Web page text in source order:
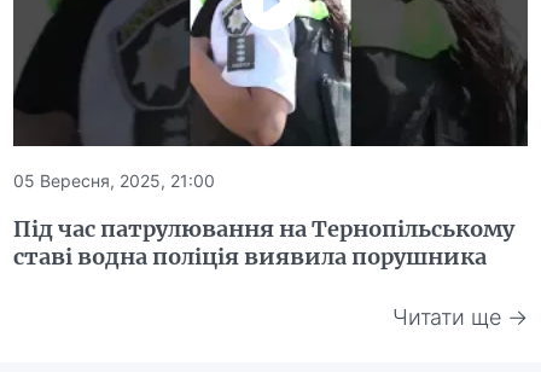
05 Вересня, 2025, 21:00
Під час патрулювання на Тернопільському
ставі водна поліція виявила порушника
Читати ще →